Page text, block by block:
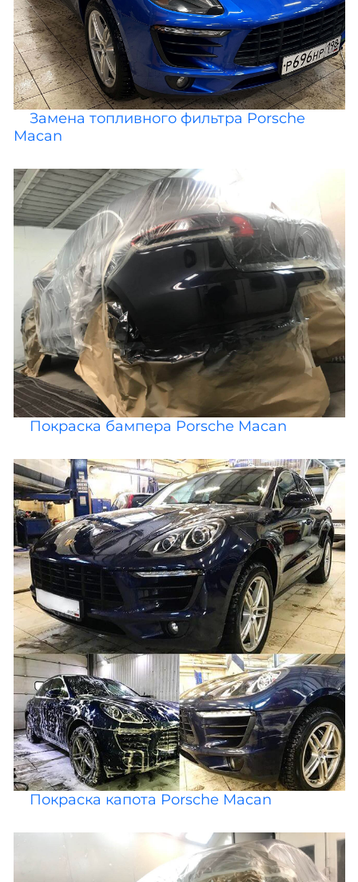
Замена топливного фильтра Porsche
Macan
Покраска бампера Porsche Macan
Покраска капота Porsche Macan